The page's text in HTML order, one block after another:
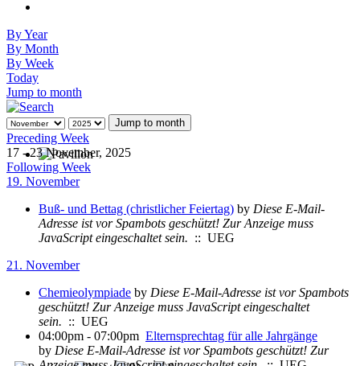
By Year
By Month
By Week
Today
Jump to month
Jump to month
Preceding Week
17 - 23 November, 2025
Following Week
19. November
Buß- und Bettag (christlicher Feiertag) by Diese E-Mail-
Adresse ist vor Spambots geschützt! Zur Anzeige muss
JavaScript eingeschaltet sein. :: UEG
21. November
Chemieolympiade by Diese E-Mail-Adresse ist vor Spambots
geschützt! Zur Anzeige muss JavaScript eingeschaltet
sein. :: UEG
04:00pm - 07:00pm Elternsprechtag für alle Jahrgänge
by Diese E-Mail-Adresse ist vor Spambots geschützt! Zur